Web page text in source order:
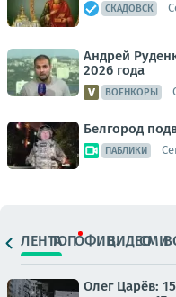
СКАДОВСК
Андрей
2026 года
ВОЕНКОРЫ
Белгород
ПАБЛИКИ
ЛЕНТАТОПОФИЦ.ВИДЕОСМИ
Олег Царёв: